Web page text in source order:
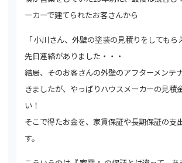
ーカーで建てられたお客さんから
「 小川さん、外壁の塗装の見積りをしてもら
先日連絡がありました・・・
結局、そのお客さんの外壁のアフターメンテ
きましたが、やっぱりハウスメーカーの見積
い！
そこで得たお金を、家賃保証や長期保証の支
す。